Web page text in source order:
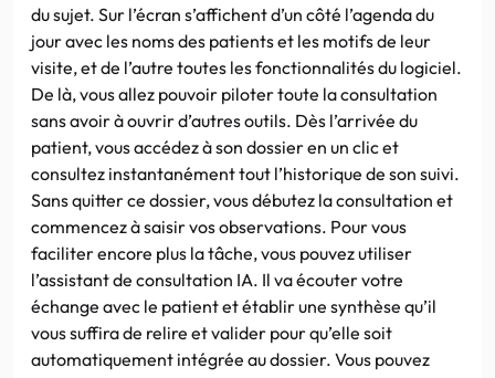
du sujet. Sur l’écran s’affichent d’un côté l’agenda du
jour avec les noms des patients et les motifs de leur
visite, et de l’autre toutes les fonctionnalités du logiciel.
De là, vous allez pouvoir piloter toute la consultation
sans avoir à ouvrir d’autres outils. Dès l’arrivée du
patient, vous accédez à son dossier en un clic et
consultez instantanément tout l’historique de son suivi.
Sans quitter ce dossier, vous débutez la consultation et
commencez à saisir vos observations. Pour vous
faciliter encore plus la tâche, vous pouvez utiliser
l’assistant de consultation IA. Il va écouter votre
échange avec le patient et établir une synthèse qu’il
vous suffira de relire et valider pour qu’elle soit
automatiquement intégrée au dossier. Vous pouvez